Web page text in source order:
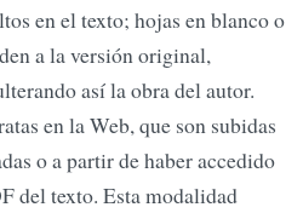
en el texto; hojas en blanco o
a la versión original,
así la obra del autor.
en la Web, que son subidas
o a partir de haber accedido
del texto. Esta modalidad